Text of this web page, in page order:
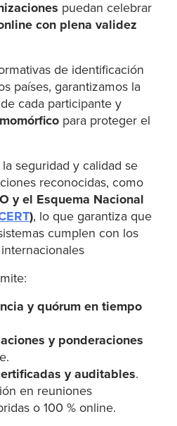
puedan celebrar
con plena validez
de identificación
países, garantizamos la
cada participante y
para proteger el
seguridad y calidad se
reconocidas, como
y el Esquema Nacional
), lo que garantiza que
cumplen con los
y quórum en tiempo
y ponderaciones
y auditables.
en reuniones
o 100 % online.